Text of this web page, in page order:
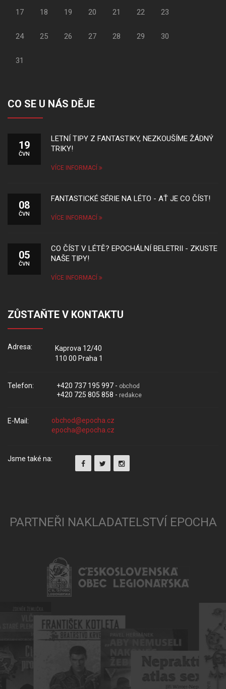
17 18 19 20 21 22 23
24 25 26 27 28 29 30
31
CO SE U NÁS DĚJE
19
ČVN
LETNÍ TIPY Z FANTASTIKY, NEZKOUŠÍME ŽÁDNÝ
TRIKY!
VÍCE INFORMACÍ
08
ČVN
FANTASTICKÉ SÉRIE NA LÉTO - AŤ JE CO ČÍST!
VÍCE INFORMACÍ
05
ČVN
CO ČÍST V LÉTĚ? EPOCHÁLNÍ BELETRII - ZKUSTE
NAŠE TIPY!
VÍCE INFORMACÍ
ZŮSTAŇTE V KONTAKTU
Adresa:
Kaprova 12/40
110 00 Praha 1
Telefon: +420 737 195 997 - obchod
+420 725 805 858 - redakce
E-Mail:
Jsme také na:
PARTNEŘI NAKLADATELSTVÍ EPOCHA